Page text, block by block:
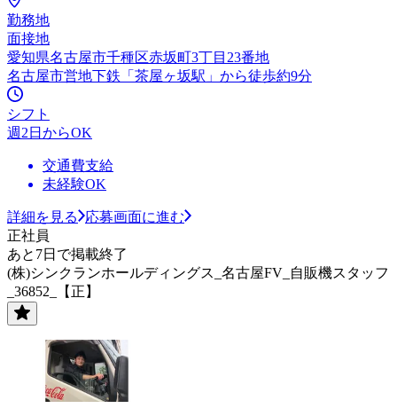
勤務地
面接地
愛知県名古屋市千種区赤坂町3丁目23番地
名古屋市営地下鉄「茶屋ヶ坂駅」から徒歩約9分
シフト
週2日からOK
交通費支給
未経験OK
詳細を見る
応募画面に進む
正社員
あと7日で掲載終了
(株)シンクランホールディングス_名古屋FV_自販機スタッフ
_36852_【正】